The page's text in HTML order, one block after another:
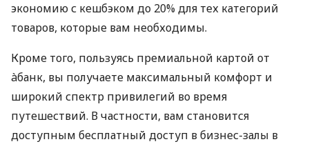
экономию с кешбэком до 20% для тех категорий
товаров, которые вам необходимы.
Кроме того, пользуясь премиальной картой от
àбанк, вы получаете максимальный комфорт и
широкий спектр привилегий во время
путешествий. В частности, вам становится
доступным бесплатный доступ в бизнес-залы в